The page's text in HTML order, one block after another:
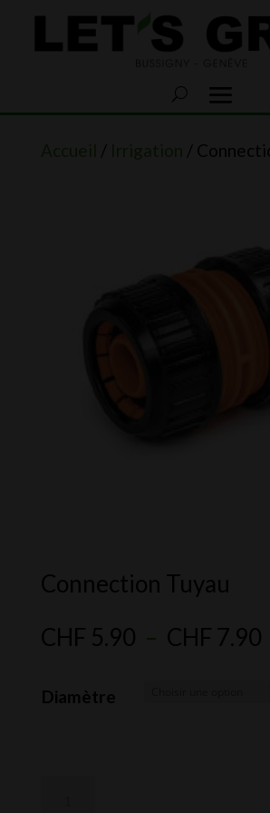
/ /
Connection Tuyau
CHF 5.90 CHF 7.90
Diamètre